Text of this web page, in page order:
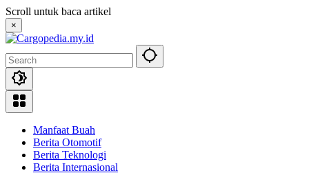
Skip
to
content
Scroll untuk baca artikel
×
Manfaat Buah
Berita Otomotif
Berita Teknologi
Berita Internasional